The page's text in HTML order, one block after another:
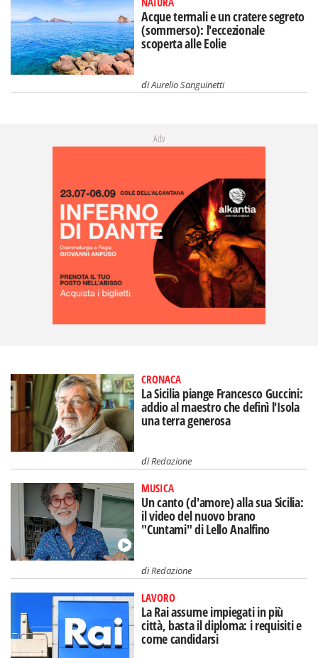
Acque termali e un cratere segreto
(sommerso): l'eccezionale
scoperta alle Eolie
diAurelio Sanguinetti
Adv
CRONACA
La Sicilia piange Francesco Guccini:
addio al maestro che definì l'Isola
una terra generosa
diRedazione
MUSICA
Un canto (d'amore) alla sua Sicilia:
il video del nuovo brano
"Cuntami" di Lello Analfino
diRedazione
LAVORO
La Rai assume impiegati in più
città, basta il diploma: i requisiti e
come candidarsi